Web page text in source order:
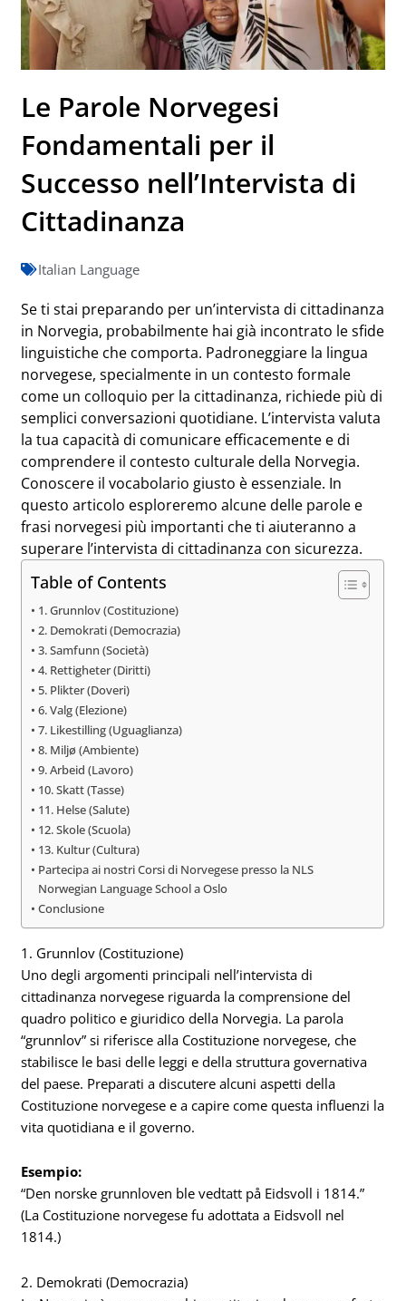
Le Parole Norvegesi
Fondamentali per il
Successo nell’Intervista di
Cittadinanza
Italian Language
Se ti stai preparando per un’intervista di cittadinanza
in Norvegia, probabilmente hai già incontrato le sfide
linguistiche che comporta. Padroneggiare la lingua
norvegese, specialmente in un contesto formale
come un colloquio per la cittadinanza, richiede più di
semplici conversazioni quotidiane. L’intervista valuta
la tua capacità di comunicare efficacemente e di
comprendere il contesto culturale della Norvegia.
Conoscere il vocabolario giusto è essenziale. In
questo articolo esploreremo alcune delle parole e
frasi norvegesi più importanti che ti aiuteranno a
superare l’intervista di cittadinanza con sicurezza.
Table of Contents
1. Grunnlov (Costituzione)
2. Demokrati (Democrazia)
3. Samfunn (Società)
4. Rettigheter (Diritti)
5. Plikter (Doveri)
6. Valg (Elezione)
7. Likestilling (Uguaglianza)
8. Miljø (Ambiente)
9. Arbeid (Lavoro)
10. Skatt (Tasse)
11. Helse (Salute)
12. Skole (Scuola)
13. Kultur (Cultura)
Partecipa ai nostri Corsi di Norvegese presso la NLS
Norwegian Language School a Oslo
Conclusione
1. Grunnlov (Costituzione)
Uno degli argomenti principali nell’intervista di
cittadinanza norvegese riguarda la comprensione del
quadro politico e giuridico della Norvegia. La parola
“grunnlov” si riferisce alla Costituzione norvegese, che
stabilisce le basi delle leggi e della struttura governativa
del paese. Preparati a discutere alcuni aspetti della
Costituzione norvegese e a capire come questa influenzi la
vita quotidiana e il governo.
Esempio:
“Den norske grunnloven ble vedtatt på Eidsvoll i 1814.”
(La Costituzione norvegese fu adottata a Eidsvoll nel
1814.)
2. Demokrati (Democrazia)